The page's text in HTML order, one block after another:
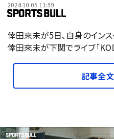
2024.10.05 11:59
倖田來未が5日、自身のインス
倖田來未が下関でライブ「
記事全